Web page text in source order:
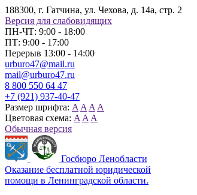
188300, г. Гатчина, ул. Чехова, д. 14а, стр. 2
Версия для слабовидящих
ПН-ЧТ: 9:00 - 18:00
ПТ: 9:00 - 17:00
Перерыв 13:00 - 14:00
urburo47@mail.ru
mail@urburo47.ru
8 800 550 64 47
+7 (921) 937-40-47
Размер шрифта: A A A A
Цветовая схема: A A A
Обычная версия
Госбюро Ленобласти
Оказание бесплатной юридической
помощи в Ленинградской области.